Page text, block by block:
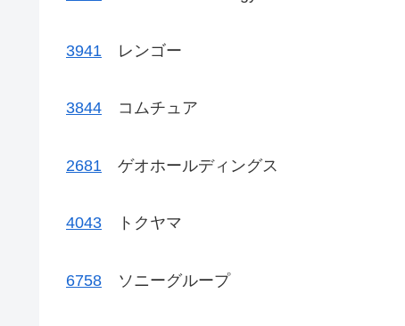
3941 レンゴー
3844 コムチュア
2681 ゲオホールディングス
4043 トクヤマ
6758 ソニーグループ